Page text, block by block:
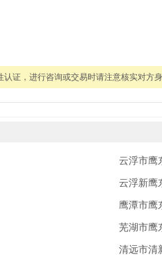
证，进行咨询或交易时请注意核实对方
云浮市鹰
云浮新鹰
鹰潭市鹰
芜湖市鹰
清远市清